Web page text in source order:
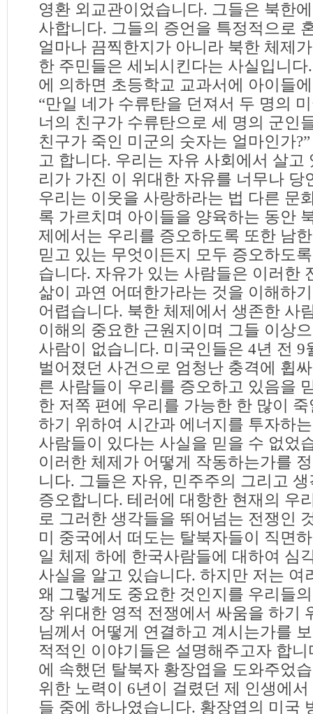
영환 외교관이었습니다. 그들은 북한
사합니다. 그들의 증언을 특정적으로
얼마나 끔찍한지가 아니라 북한 체제
한 주민들은 세뇌시킨다는 사실입니
에 의하면 초등학교 교과서에 아이들
“만일 네가 수류탄을 던져서 두 명의
너의 친구가 수류탄으로 세 명의 군인
친구가 죽인 미군의 숫자는 얼마인가
고 합니다. 우리는 자유 사회에서 살고
리가 가진 이 위대한 자유를 너무나 당
우리는 이웃을 사랑하라는 법 다른 문
록 가르치며 아이들을 양육하는 동안
제에서는 우리를 증오하도록 또한 남
믿고 있는 무엇이든지 모두 증오하도
습니다. 자유가 있는 사람들은 이러한
삶이 과연 어떠한가라는 것을 이해하
어렵습니다. 북한 체제에서 생존한 사
이해의 중요한 근원지이며 그들 이상
사람이 없습니다. 미국인들은 4년 전 9
벌어졌던 사건으로 엄청난 충격에 휩
른 사람들이 우리를 증오하고 있음을
한 저쪽 편에 우리를 가능한 한 많이
하기 위하여 시간과 에너지를 투자하
사람들이 있다는 사실을 믿을 수 없었
이러한 체제가 어떻게 작동하는가를
니다. 그들은 자유, 민주주의 그리고
증오합니다. 테러에 대항한 현재의 우
로 그러한 생각들을 뛰어넘는 전쟁인
미 중국에서 떠도는 탈북자들이 직면
일 체제 하에 한국사람들에 대하여 심
사실을 알고 있습니다. 하지만 저는 여
왜 그렇게도 중요한 것인지를 우리들
장 위대한 영적 전쟁에서 싸움을 하기
님께서 어떻게 연결하고 계시는가를
적적인 이야기들은 설명해주고자 합
에 속했던 탈북자 황장엽을 도와주었
위한 노력이 6년이 걸렸던 제 인생에
들 중에 하나였습니다. 황장엽의 미국